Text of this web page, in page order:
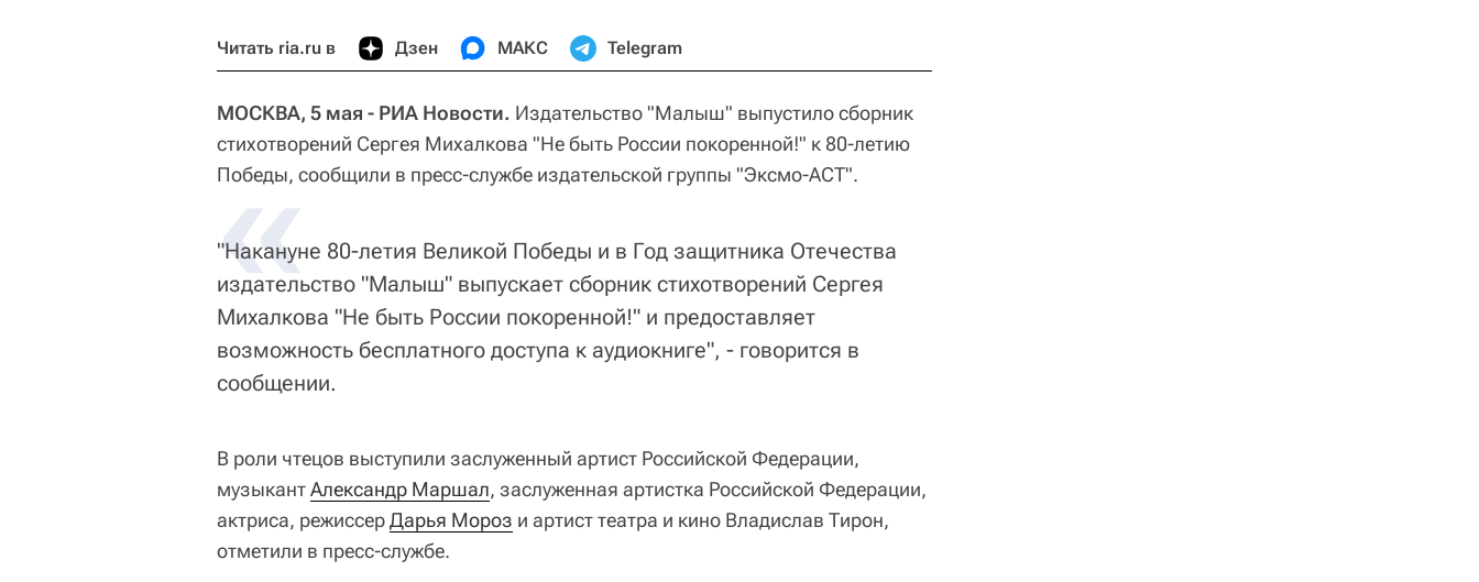
Читать ria.ru в Дзен МАКС Telegram
МОСКВА, 5 мая - РИА Новости. Издательство "Малыш" выпустило сборник
стихотворений Сергея Михалкова "Не быть России покоренной!" к 80-летию
Победы, сообщили в пресс-службе издательской группы "Эксмо-АСТ".
«
"Накануне 80-летия Великой Победы и в Год защитника Отечества
издательство "Малыш" выпускает сборник стихотворений Сергея
Михалкова "Не быть России покоренной!" и предоставляет
возможность бесплатного доступа к аудиокниге", - говорится в
сообщении.
В роли чтецов выступили заслуженный артист Российской Федерации,
музыкантАлександр Маршал, заслуженная артистка Российской Федерации,
актриса, режиссерДарья Мороз и артист театра и кино Владислав Тирон,
отметили в пресс-службе.